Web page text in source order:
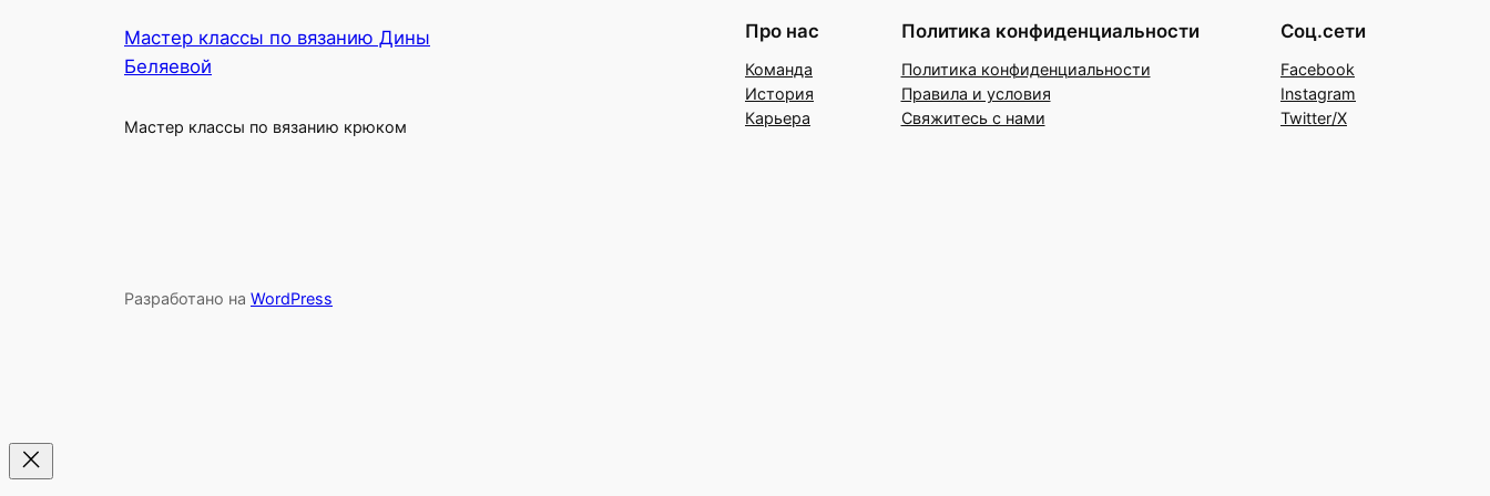
Мастер классы по вязанию Дины
Беляевой
Мастер классы по вязанию крюком
Про нас
Команда
История
Карьера
Политика конфиденциальности
Политика конфиденциальности
Правила и условия
Свяжитесь с нами
Соц.сети
Facebook
Instagram
Twitter/X
Разработано на WordPress